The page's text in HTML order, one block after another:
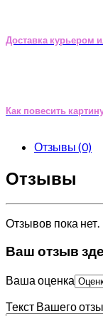
Доставка курьером
Как повесить
Отзывы (0)
Отзывы
Отзывов пока нет.
Ваш отзыв
Ваша оценка
Текст Вашего